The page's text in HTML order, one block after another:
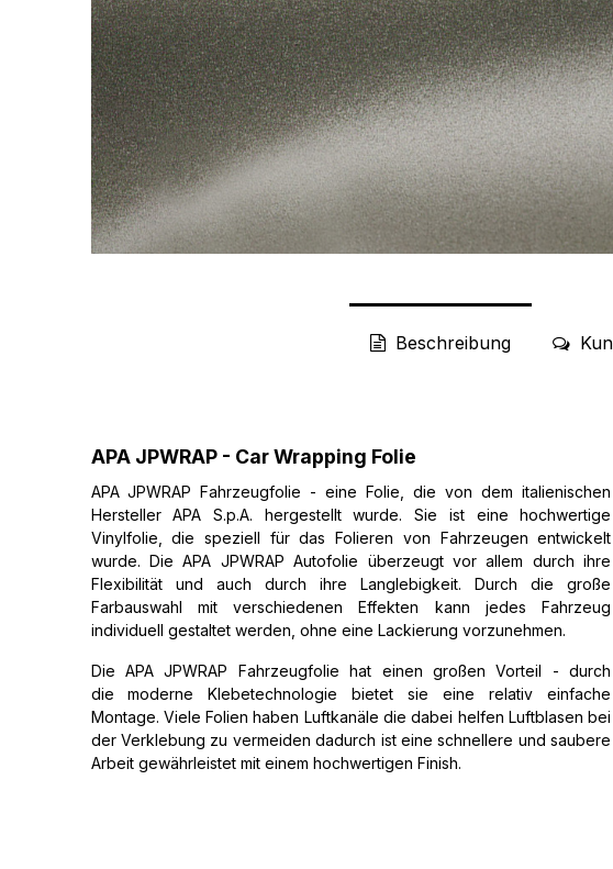
Beschreibung
APA JPWRAP - Car Wrapping Folie
APA JPWRAP Fahrzeugfolie - eine Folie, die von dem italienischen
Hersteller APA S.p.A. hergestellt wurde. Sie ist eine hochwertige
Vinylfolie, die speziell für das Folieren von Fahrzeugen entwickelt
wurde. Die APA JPWRAP Autofolie überzeugt vor allem durch ihre
Flexibilität und auch durch ihre Langlebigkeit. Durch die große
Farbauswahl mit verschiedenen Effekten kann jedes Fahrzeug
individuell gestaltet werden, ohne eine Lackierung vorzunehmen.
Die APA JPWRAP Fahrzeugfolie hat einen großen Vorteil - durch
die moderne Klebetechnologie bietet sie eine relativ einfache
Montage. Viele Folien haben Luftkanäle die dabei helfen Luftblasen bei
der Verklebung zu vermeiden dadurch ist eine schnellere und saubere
Arbeit gewährleistet mit einem hochwertigen Finish.